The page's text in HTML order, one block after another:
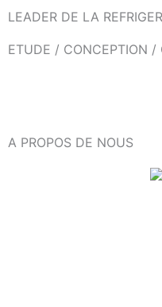
Skip
content
LEADER DE LA
ETUDE / CONCEPTION /
A PROPOS DE NOUS